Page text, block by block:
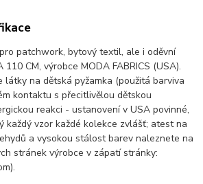
patchwork, bytový textil, ale i oděvní
110 CM, výrobce MODA FABRICS (USA).
látky na dětská pyžamka (použitá barviva
kontaktu s přecitlivělou dětskou
reakci - ustanovení v USA povinné,
každý vzor každé kolekce zvlášť; atest na
a vysokou stálost barev naleznete na
stránek výrobce v zápatí stránky: